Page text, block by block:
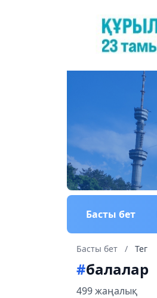
Басты бет
Басты бет / Тег
#балалар
499 жаңалық